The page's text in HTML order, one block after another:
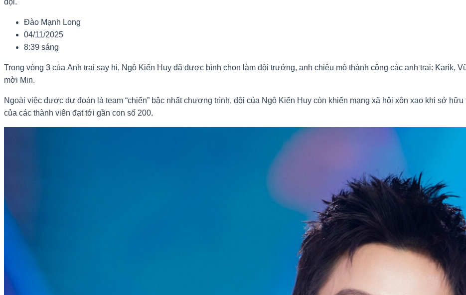
đội.
Đào Mạnh Long
04/11/2025
8:39 sáng
Trong vòng 3 của Anh trai say hi, Ngô Kiến Huy đã được bình chọn làm đội trưởng, anh chiêu mộ thành công các anh trai: Karik,
mời Min.
Ngoài việc được dự đoán là team “chiến” bậc nhất chương trình, đội của Ngô Kiến Huy còn khiến mạng xã hội xôn xao khi sở hữu
của các thành viên đạt tới gần con số 200.